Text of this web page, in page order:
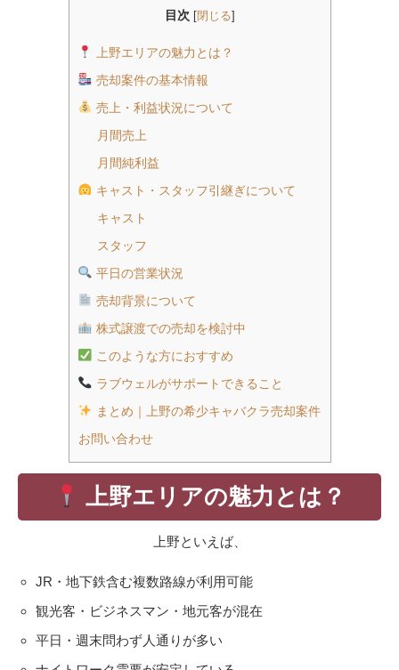
目次 [閉じる]
上野エリアの魅力とは？
売却案件の基本情報
売上・利益状況について
月間売上
月間純利益
キャスト・スタッフ引継ぎについて
キャスト
スタッフ
平日の営業状況
売却背景について
株式譲渡での売却を検討中
このような方におすすめ
ラブウェルがサポートできること
まとめ｜上野の希少キャバクラ売却案件
お問い合わせ
上野エリアの魅力とは？
上野といえば、
JR・地下鉄含む複数路線が利用可能
観光客・ビジネスマン・地元客が混在
平日・週末問わず人通りが多い